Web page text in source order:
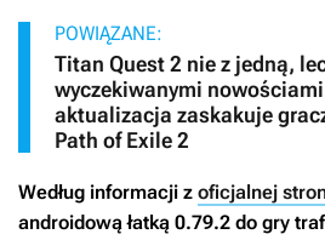
POWIĄZANE:
Titan Quest 2 nie z jedną,
wyczekiwanymi
aktualizacja zaskakuje
Path of Exile 2
Według informacji z oficjalnej
androidową łatką 0.79.2 do gry